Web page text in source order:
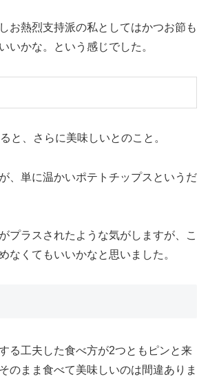
お熱烈支持派の私としてはかつお節も
いかな。という感じでした。
と、さらに美味しいとのこと。
、単に温かいポテトチップスというだ
プラスされたような気がしますが、こ
なくてもいいかなと思いました。
る工夫した食べ方が2つともピンと来
のまま食べて美味しいのは間違ありま